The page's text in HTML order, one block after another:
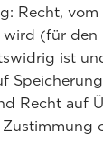
Recht,
(für
ist
Recht auf